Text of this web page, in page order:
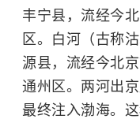
丰宁县，流经今
区。白河（古称
源县，流经今北
通州区。两河出
最终注入渤海。